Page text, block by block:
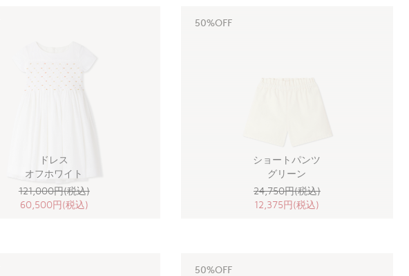
ドレス
オフホワイト
121,000円(税込)
60,500円(税込)
50%OFF
ショートパンツ
グリーン
24,750円(税込)
12,375円(税込)
50%OFF